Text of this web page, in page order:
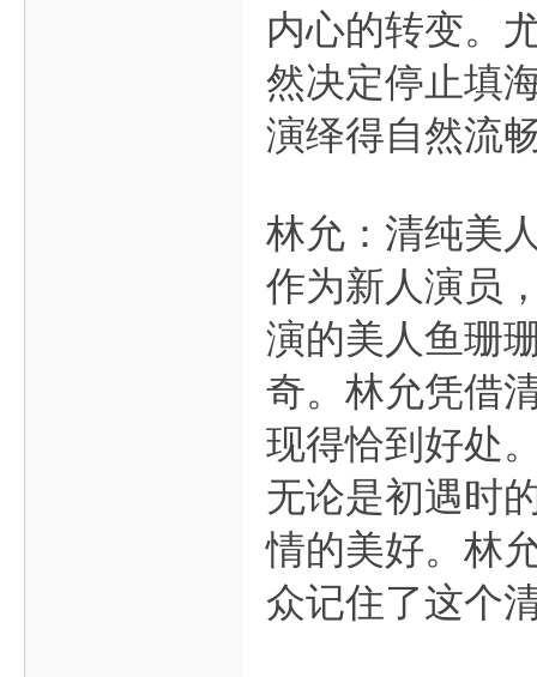
内心的转变。
然决定停止填
演绎得自然流
林允：清纯美
作为新人演员
演的美人鱼珊
奇。林允凭借
现得恰到好处
无论是初遇时
情的美好。林
众记住了这个